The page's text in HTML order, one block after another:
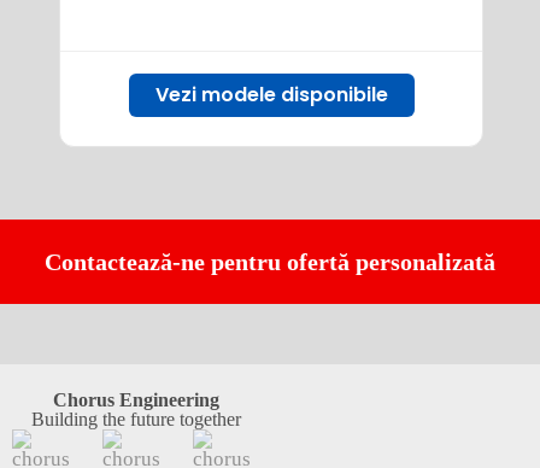
Vezi modele disponibile
Contactează-ne pentru ofertă personalizată
Chorus Engineering
Building the future together